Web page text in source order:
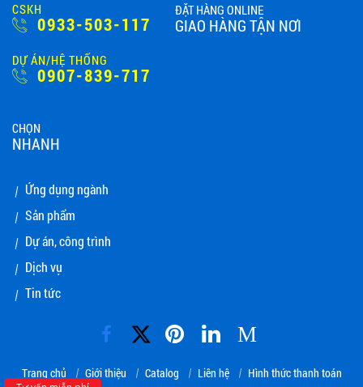
CSKH
0933-503-117
DỰ ÁN/HỆ THỐNG
0907-839-717
ĐẶT HÀNG ONLINE
GIAO HÀNG TẬN NƠI
CHỌN
NHANH
Ứng dụng ngành
Sản phẩm
Dự án, công trình
Dịch vụ
Tin tức
M
Trang chủ Giới thiệu Catalog Liên hệ
Hình thức thanh toán